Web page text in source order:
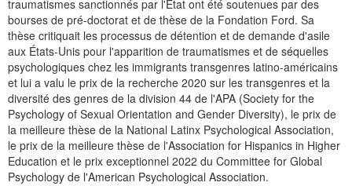
traumatismes sanctionnés par l'État ont été soutenues par des
bourses de pré-doctorat et de thèse de la Fondation Ford. Sa
thèse critiquait les processus de détention et de demande d'asile
aux États-Unis pour l'apparition de traumatismes et de séquelles
psychologiques chez les immigrants transgenres latino-américains
et lui a valu le prix de la recherche 2020 sur les transgenres et la
diversité des genres de la division 44 de l'APA (Society for the
Psychology of Sexual Orientation and Gender Diversity), le prix de
la meilleure thèse de la National Latinx Psychological Association,
le prix de la meilleure thèse de l'Association for Hispanics in Higher
Education et le prix exceptionnel 2022 du Committee for Global
Psychology de l'American Psychological Association.